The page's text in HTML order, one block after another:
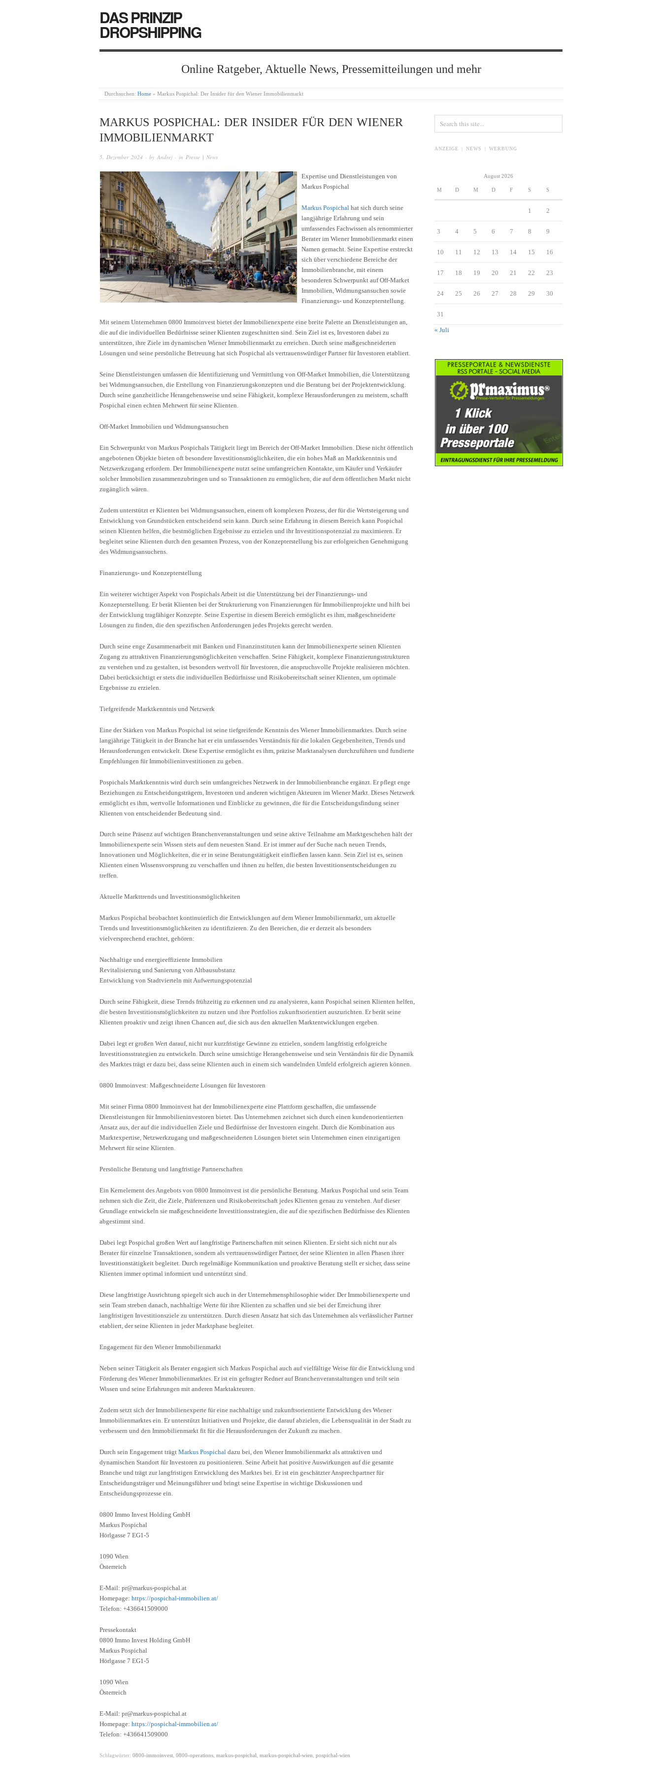
DAS PRINZIP
DROPSHIPPING
Online Ratgeber, Aktuelle News, Pressemitteilungen und mehr
Durchsuchen: Home » Markus Pospichal: Der Insider für den Wiener Immobilienmarkt
MARKUS POSPICHAL: DER INSIDER FÜR DEN WIENER
IMMOBILIENMARKT
5. Dezember 2024 · by Andrej · in Presse | News
Expertise und Dienstleistungen von
Markus Pospichal
Markus Pospichal hat sich durch seine
langjährige Erfahrung und sein
umfassendes Fachwissen als renommierter
Berater im Wiener Immobilienmarkt einen
Namen gemacht. Seine Expertise erstreckt
sich über verschiedene Bereiche der
Immobilienbranche, mit einem
besonderen Schwerpunkt auf Off-Market
Immobilien, Widmungsansuchen sowie
Finanzierungs- und Konzepterstellung.
Mit seinem Unternehmen 0800 Immoinvest bietet der Immobilienexperte eine breite Palette an Dienstleistungen an,
die auf die individuellen Bedürfnisse seiner Klienten zugeschnitten sind. Sein Ziel ist es, Investoren dabei zu
unterstützen, ihre Ziele im dynamischen Wiener Immobilienmarkt zu erreichen. Durch seine maßgeschneiderten
Lösungen und seine persönliche Betreuung hat sich Pospichal als vertrauenswürdiger Partner für Investoren etabliert.
Seine Dienstleistungen umfassen die Identifizierung und Vermittlung von Off-Market Immobilien, die Unterstützung
bei Widmungsansuchen, die Erstellung von Finanzierungskonzepten und die Beratung bei der Projektentwicklung.
Durch seine ganzheitliche Herangehensweise und seine Fähigkeit, komplexe Herausforderungen zu meistern, schafft
Pospichal einen echten Mehrwert für seine Klienten.
Off-Market Immobilien und Widmungsansuchen
Ein Schwerpunkt von Markus Pospichals Tätigkeit liegt im Bereich der Off-Market Immobilien. Diese nicht öffentlich
angebotenen Objekte bieten oft besondere Investitionsmöglichkeiten, die ein hohes Maß an Marktkenntnis und
Netzwerkzugang erfordern. Der Immobilienexperte nutzt seine umfangreichen Kontakte, um Käufer und Verkäufer
solcher Immobilien zusammenzubringen und so Transaktionen zu ermöglichen, die auf dem öffentlichen Markt nicht
zugänglich wären.
Zudem unterstützt er Klienten bei Widmungsansuchen, einem oft komplexen Prozess, der für die Wertsteigerung und
Entwicklung von Grundstücken entscheidend sein kann. Durch seine Erfahrung in diesem Bereich kann Pospichal
seinen Klienten helfen, die bestmöglichen Ergebnisse zu erzielen und ihr Investitionspotenzial zu maximieren. Er
begleitet seine Klienten durch den gesamten Prozess, von der Konzepterstellung bis zur erfolgreichen Genehmigung
des Widmungsansuchens.
Finanzierungs- und Konzepterstellung
Ein weiterer wichtiger Aspekt von Pospichals Arbeit ist die Unterstützung bei der Finanzierungs- und
Konzepterstellung. Er berät Klienten bei der Strukturierung von Finanzierungen für Immobilienprojekte und hilft bei
der Entwicklung tragfähiger Konzepte. Seine Expertise in diesem Bereich ermöglicht es ihm, maßgeschneiderte
Lösungen zu finden, die den spezifischen Anforderungen jedes Projekts gerecht werden.
Durch seine enge Zusammenarbeit mit Banken und Finanzinstituten kann der Immobilienexperte seinen Klienten
Zugang zu attraktiven Finanzierungsmöglichkeiten verschaffen. Seine Fähigkeit, komplexe Finanzierungsstrukturen
zu verstehen und zu gestalten, ist besonders wertvoll für Investoren, die anspruchsvolle Projekte realisieren möchten.
Dabei berücksichtigt er stets die individuellen Bedürfnisse und Risikobereitschaft seiner Klienten, um optimale
Ergebnisse zu erzielen.
Tiefgreifende Marktkenntnis und Netzwerk
Eine der Stärken von Markus Pospichal ist seine tiefgreifende Kenntnis des Wiener Immobilienmarktes. Durch seine
langjährige Tätigkeit in der Branche hat er ein umfassendes Verständnis für die lokalen Gegebenheiten, Trends und
Herausforderungen entwickelt. Diese Expertise ermöglicht es ihm, präzise Marktanalysen durchzuführen und fundierte
Empfehlungen für Immobilieninvestitionen zu geben.
Pospichals Marktkenntnis wird durch sein umfangreiches Netzwerk in der Immobilienbranche ergänzt. Er pflegt enge
Beziehungen zu Entscheidungsträgern, Investoren und anderen wichtigen Akteuren im Wiener Markt. Dieses Netzwerk
ermöglicht es ihm, wertvolle Informationen und Einblicke zu gewinnen, die für die Entscheidungsfindung seiner
Klienten von entscheidender Bedeutung sind.
Durch seine Präsenz auf wichtigen Branchenveranstaltungen und seine aktive Teilnahme am Marktgeschehen hält der
Immobilienexperte sein Wissen stets auf dem neuesten Stand. Er ist immer auf der Suche nach neuen Trends,
Innovationen und Möglichkeiten, die er in seine Beratungstätigkeit einfließen lassen kann. Sein Ziel ist es, seinen
Klienten einen Wissensvorsprung zu verschaffen und ihnen zu helfen, die besten Investitionsentscheidungen zu
treffen.
Aktuelle Markttrends und Investitionsmöglichkeiten
Markus Pospichal beobachtet kontinuierlich die Entwicklungen auf dem Wiener Immobilienmarkt, um aktuelle
Trends und Investitionsmöglichkeiten zu identifizieren. Zu den Bereichen, die er derzeit als besonders
vielversprechend erachtet, gehören:
Nachhaltige und energieeffiziente Immobilien
Revitalisierung und Sanierung von Altbausubstanz
Entwicklung von Stadtvierteln mit Aufwertungspotenzial
Durch seine Fähigkeit, diese Trends frühzeitig zu erkennen und zu analysieren, kann Pospichal seinen Klienten helfen,
die besten Investitionsmöglichkeiten zu nutzen und ihre Portfolios zukunftsorientiert auszurichten. Er berät seine
Klienten proaktiv und zeigt ihnen Chancen auf, die sich aus den aktuellen Marktentwicklungen ergeben.
Dabei legt er großen Wert darauf, nicht nur kurzfristige Gewinne zu erzielen, sondern langfristig erfolgreiche
Investitionsstrategien zu entwickeln. Durch seine umsichtige Herangehensweise und sein Verständnis für die Dynamik
des Marktes trägt er dazu bei, dass seine Klienten auch in einem sich wandelnden Umfeld erfolgreich agieren können.
0800 Immoinvest: Maßgeschneiderte Lösungen für Investoren
Mit seiner Firma 0800 Immoinvest hat der Immobilienexperte eine Plattform geschaffen, die umfassende
Dienstleistungen für Immobilieninvestoren bietet. Das Unternehmen zeichnet sich durch einen kundenorientierten
Ansatz aus, der auf die individuellen Ziele und Bedürfnisse der Investoren eingeht. Durch die Kombination aus
Marktexpertise, Netzwerkzugang und maßgeschneiderten Lösungen bietet sein Unternehmen einen einzigartigen
Mehrwert für seine Klienten.
Persönliche Beratung und langfristige Partnerschaften
Ein Kernelement des Angebots von 0800 Immoinvest ist die persönliche Beratung. Markus Pospichal und sein Team
nehmen sich die Zeit, die Ziele, Präferenzen und Risikobereitschaft jedes Klienten genau zu verstehen. Auf dieser
Grundlage entwickeln sie maßgeschneiderte Investitionsstrategien, die auf die spezifischen Bedürfnisse des Klienten
abgestimmt sind.
Dabei legt Pospichal großen Wert auf langfristige Partnerschaften mit seinen Klienten. Er sieht sich nicht nur als
Berater für einzelne Transaktionen, sondern als vertrauenswürdiger Partner, der seine Klienten in allen Phasen ihrer
Investitionstätigkeit begleitet. Durch regelmäßige Kommunikation und proaktive Beratung stellt er sicher, dass seine
Klienten immer optimal informiert und unterstützt sind.
Diese langfristige Ausrichtung spiegelt sich auch in der Unternehmensphilosophie wider. Der Immobilienexperte und
sein Team streben danach, nachhaltige Werte für ihre Klienten zu schaffen und sie bei der Erreichung ihrer
langfristigen Investitionsziele zu unterstützen. Durch diesen Ansatz hat sich das Unternehmen als verlässlicher Partner
etabliert, der seine Klienten in jeder Marktphase begleitet.
Engagement für den Wiener Immobilienmarkt
Neben seiner Tätigkeit als Berater engagiert sich Markus Pospichal auch auf vielfältige Weise für die Entwicklung und
Förderung des Wiener Immobilienmarktes. Er ist ein gefragter Redner auf Branchenveranstaltungen und teilt sein
Wissen und seine Erfahrungen mit anderen Marktakteuren.
Zudem setzt sich der Immobilienexperte für eine nachhaltige und zukunftsorientierte Entwicklung des Wiener
Immobilienmarktes ein. Er unterstützt Initiativen und Projekte, die darauf abzielen, die Lebensqualität in der Stadt zu
verbessern und den Immobilienmarkt fit für die Herausforderungen der Zukunft zu machen.
Durch sein Engagement trägt Markus Pospichal dazu bei, den Wiener Immobilienmarkt als attraktiven und
dynamischen Standort für Investoren zu positionieren. Seine Arbeit hat positive Auswirkungen auf die gesamte
Branche und trägt zur langfristigen Entwicklung des Marktes bei. Er ist ein geschätzter Ansprechpartner für
Entscheidungsträger und Meinungsführer und bringt seine Expertise in wichtige Diskussionen und
Entscheidungsprozesse ein.
0800 Immo Invest Holding GmbH
Markus Pospichal
Hörlgasse 7 EG1-5
1090 Wien
Österreich
E-Mail: pr@markus-pospichal.at
Homepage: https://pospichal-immobilien.at/
Telefon: +436641509000
Pressekontakt
0800 Immo Invest Holding GmbH
Markus Pospichal
Hörlgasse 7 EG1-5
1090 Wien
Österreich
E-Mail: pr@markus-pospichal.at
Homepage: https://pospichal-immobilien.at/
Telefon: +436641509000
Schlagwörter: 0800-immoinvest 0800-operations markus-pospichal markus-pospichal-wien pospichal-wien
ANZEIGE | NEWS | WERBUNG
August 2026
M D M D F S S
1 2
3 4 5 6 7 8 9
10 11 12 13 14 15 16
17 18 19 20 21 22 23
24 25 26 27 28 29 30
31
« Juli